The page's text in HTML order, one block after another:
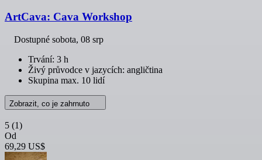
ArtCava: Cava Workshop
Dostupné sobota, 08 srp
Trvání: 3 h
Živý průvodce v jazycích: angličtina
Skupina max. 10 lidí
Zobrazit, co je zahrnuto
5 (1)
Od
69,29 US$